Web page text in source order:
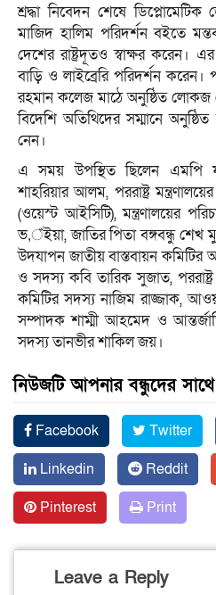
শ্রদ্ধা নিবেদন শেষে ডিপ্লোমেটিক
মাজিদ হালিম পরিদর্শন বইতে
দেশের রাষ্ট্রদূতও স্বাক্ষর করেন।
বাড়ি ও লাইব্রেরি পরিদর্শন
রহমান কলেজ মাঠে অনুষ্ঠিত লোকজ
বিদেশি অতিথিদের সম্মানে
নেন।
এ সময় উপস্থিত ছিলেন এমপি
শাহরিয়ার আলম, পররাষ্ট্র
(ওয়েস্ট আইসিটি), মন্ত্রণালয়ের
ভ‚ঁইয়া, জাতির পিতা বঙ্গবন্ধু শেখ
উদযাপন জাতীয় বাস্তবায়ন কমিটির
ও সদস্য কবি তারিক সুজাত, পররাষ্ট্র
কমিটির সদস্য নাজিম রাজ্জাক,
সম্পাদক শাম্মী আহমেদ ও
সদস্য তানভীর শাকিল জয়।
নিউজটি আপনার বন্ধুদের
Facebook Twitter
Linkedin
Reddit
Pinterest
Print
Leave a Reply